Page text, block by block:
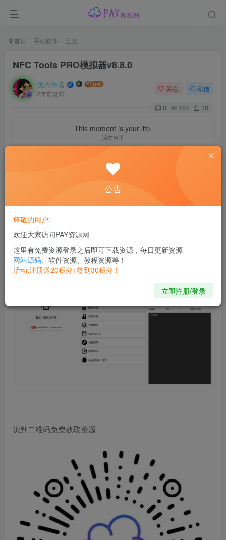
首页 手机软件 正文
NFC Tools PRO模拟器v8.8.0
优秀作者
2年前发布
关注 私信
0 187 10
This moment is your life.
活在当下
NFC Tools PRO功能强大且免费的NFC卡模拟器，可模拟各
类门禁卡、电梯卡、部分公司（工厂）工卡或饭卡、部分学
校饭卡、部分图书馆借书卡等各类IC卡，用手机替代卡片去
刷门禁、刷电梯、刷考勤和刷饭堂等等，支持绝大部分有
NFC功能的手机。
识别二维码免费获取资源
公告
尊敬的用户:
欢迎大家访问PAY资源网
这里有免费资源登录之后即可下载资源，每日更新资源
网站源码、软件资源、教程资源等！
活动:注册送20积分+签到30积分！
立即注册/登录